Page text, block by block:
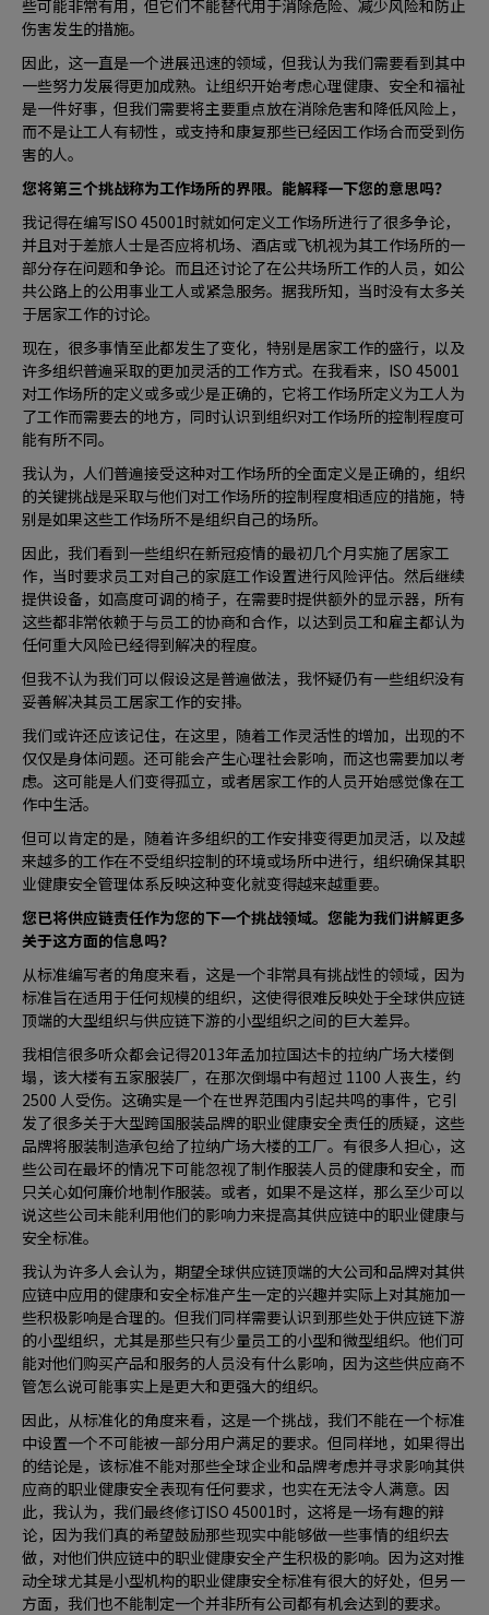
些可能非常有用，但它们不能替代用于消除危险、减少风险和防止
伤害发生的措施。
因此，这一直是一个进展迅速的领域，但我认为我们需要看到其中
一些努力发展得更加成熟。让组织开始考虑心理健康、安全和福祉
是一件好事，但我们需要将主要重点放在消除危害和降低风险上，
而不是让工人有韧性，或支持和康复那些已经因工作场合而受到伤
害的人。
您将第三个挑战称为工作场所的界限。能解释一下您的意思吗？
我记得在编写ISO 45001时就如何定义工作场所进行了很多争论，
并且对于差旅人士是否应将机场、酒店或飞机视为其工作场所的一
部分存在问题和争论。而且还讨论了在公共场所工作的人员，如公
共公路上的公用事业工人或紧急服务。据我所知，当时没有太多关
于居家工作的讨论。
现在，很多事情至此都发生了变化，特别是居家工作的盛行，以及
许多组织普遍采取的更加灵活的工作方式。在我看来，ISO 45001
对工作场所的定义或多或少是正确的，它将工作场所定义为工人为
了工作而需要去的地方，同时认识到组织对工作场所的控制程度可
能有所不同。
我认为，人们普遍接受这种对工作场所的全面定义是正确的，组织
的关键挑战是采取与他们对工作场所的控制程度相适应的措施，特
别是如果这些工作场所不是组织自己的场所。
因此，我们看到一些组织在新冠疫情的最初几个月实施了居家工
作，当时要求员工对自己的家庭工作设置进行风险评估。然后继续
提供设备，如高度可调的椅子，在需要时提供额外的显示器，所有
这些都非常依赖于与员工的协商和合作，以达到员工和雇主都认为
任何重大风险已经得到解决的程度。
但我不认为我们可以假设这是普遍做法，我怀疑仍有一些组织没有
妥善解决其员工居家工作的安排。
我们或许还应该记住，在这里，随着工作灵活性的增加，出现的不
仅仅是身体问题。还可能会产生心理社会影响，而这也需要加以考
虑。这可能是人们变得孤立，或者居家工作的人员开始感觉像在工
作中生活。
但可以肯定的是，随着许多组织的工作安排变得更加灵活，以及越
来越多的工作在不受组织控制的环境或场所中进行，组织确保其职
业健康安全管理体系反映这种变化就变得越来越重要。
您已将供应链责任作为您的下一个挑战领域。您能为我们讲解更多
关于这方面的信息吗？
从标准编写者的角度来看，这是一个非常具有挑战性的领域，因为
标准旨在适用于任何规模的组织，这使得很难反映处于全球供应链
顶端的大型组织与供应链下游的小型组织之间的巨大差异。
我相信很多听众都会记得2013年孟加拉国达卡的拉纳广场大楼倒
塌，该大楼有五家服装厂，在那次倒塌中有超过 1100 人丧生，约
2500 人受伤。这确实是一个在世界范围内引起共鸣的事件，它引
发了很多关于大型跨国服装品牌的职业健康安全责任的质疑，这些
品牌将服装制造承包给了拉纳广场大楼的工厂。有很多人担心，这
些公司在最坏的情况下可能忽视了制作服装人员的健康和安全，而
只关心如何廉价地制作服装。或者，如果不是这样，那么至少可以
说这些公司未能利用他们的影响力来提高其供应链中的职业健康与
安全标准。
我认为许多人会认为，期望全球供应链顶端的大公司和品牌对其供
应链中应用的健康和安全标准产生一定的兴趣并实际上对其施加一
些积极影响是合理的。但我们同样需要认识到那些处于供应链下游
的小型组织，尤其是那些只有少量员工的小型和微型组织。他们可
能对他们购买产品和服务的人员没有什么影响，因为这些供应商不
管怎么说可能事实上是更大和更强大的组织。
因此，从标准化的角度来看，这是一个挑战，我们不能在一个标准
中设置一个不可能被一部分用户满足的要求。但同样地，如果得出
的结论是，该标准不能对那些全球企业和品牌考虑并寻求影响其供
应商的职业健康安全表现有任何要求，也实在无法令人满意。因
此，我认为，我们最终修订ISO 45001时，这将是一场有趣的辩
论，因为我们真的希望鼓励那些现实中能够做一些事情的组织去
做，对他们供应链中的职业健康安全产生积极的影响。因为这对推
动全球尤其是小型机构的职业健康安全标准有很大的好处，但另一
方面，我们也不能制定一个并非所有公司都有机会达到的要求。